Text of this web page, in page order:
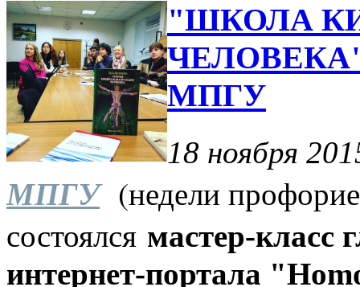
"ШКОЛА
ЧЕЛОВЕКА"
МПГУ
18 ноября
МПГУ(недели
состоялся мастер-класс
интернет-портала